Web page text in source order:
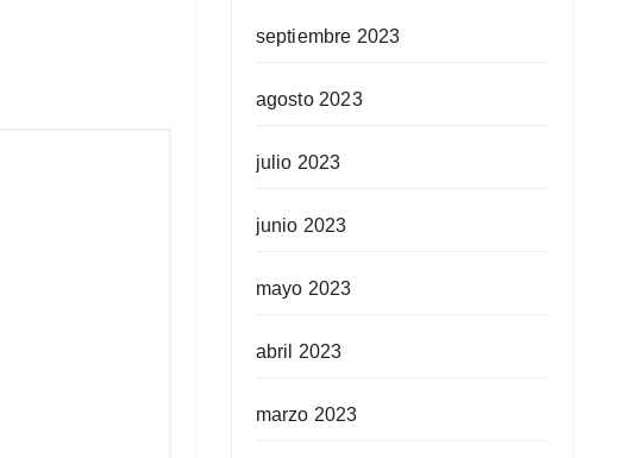
septiembre 2023
agosto 2023
julio 2023
junio 2023
mayo 2023
abril 2023
marzo 2023